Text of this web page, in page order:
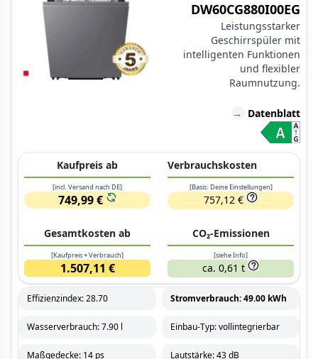
DW60CG880I00EG
Leistungsstarker
Geschirrspüler mit
intelligenten Funktionen
und flexibler
Raumnutzung.
→ Datenblatt
Kaufpreis ab
[incl. Versand nach DE]
749,99 €
Verbrauchskosten
[Basis: Deine Einstellungen]
757,12 €
Gesamtkosten ab
[Kaufpreis + Verbrauch]
1.507,11 €
CO₂-Emissionen
[siehe Info]
ca. 0,61 t
Effizienzindex: 28.70 Stromverbrauch: 49.00 kWh
Wasserverbrauch: 7.90 l Einbau-Typ: vollintegrierbar
Maßgedecke: 14 ps Lautstärke: 43 dB